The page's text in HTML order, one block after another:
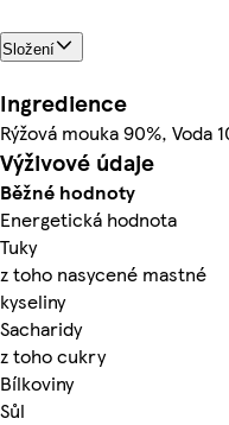
Složení
Ingredience
Rýžová mouka 90%, Voda
Výživové údaje
Běžné hodnoty
Energetická hodnota
Tuky
z toho nasycené mastné
kyseliny
Sacharidy
z toho cukry
Bílkoviny
Sůl